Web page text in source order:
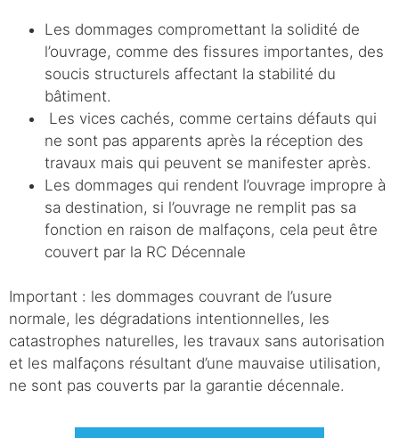
Les dommages compromettant la solidité de
l’ouvrage, comme des fissures importantes, des
soucis structurels affectant la stabilité du
bâtiment.
Les vices cachés, comme certains défauts qui
ne sont pas apparents après la réception des
travaux mais qui peuvent se manifester après.
Les dommages qui rendent l’ouvrage impropre à
sa destination, si l’ouvrage ne remplit pas sa
fonction en raison de malfaçons, cela peut être
couvert par la RC Décennale
Important : les dommages couvrant de l’usure
normale, les dégradations intentionnelles, les
catastrophes naturelles, les travaux sans autorisation
et les malfaçons résultant d’une mauvaise utilisation,
ne sont pas couverts par la garantie décennale.